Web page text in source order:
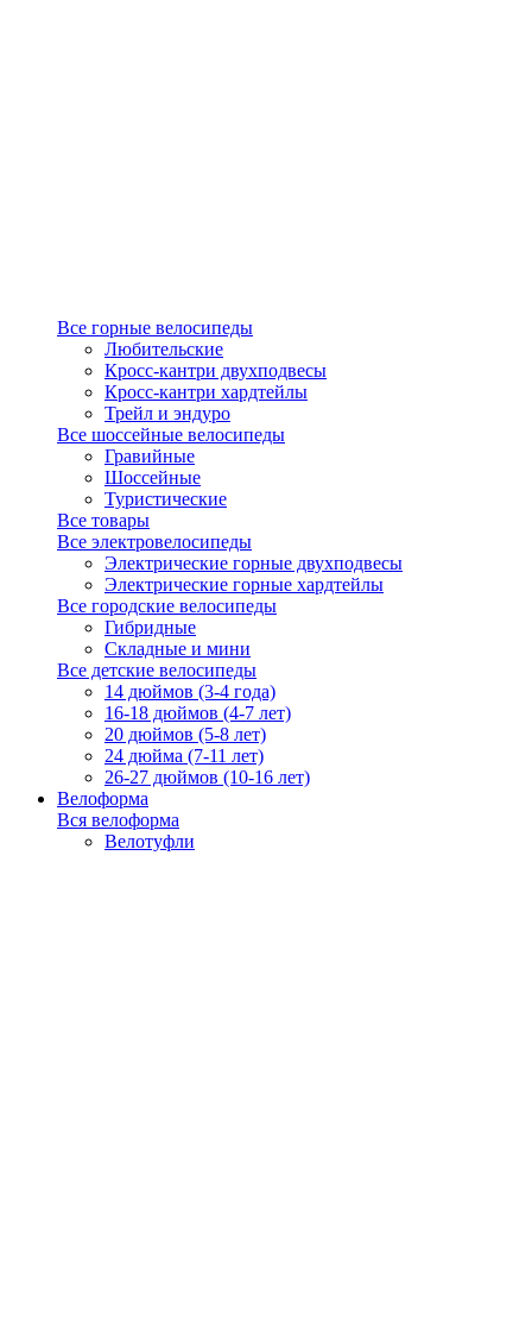
Все горные велосипеды
Любительские
Кросс-кантри двухподвесы
Кросс-кантри хардтейлы
Трейл и эндуро
Все шоссейные велосипеды
Гравийные
Шоссейные
Туристические
Все товары
Все электровелосипеды
Электрические горные двухподвесы
Электрические горные хардтейлы
Все городские велосипеды
Гибридные
Складные и мини
Все детские велосипеды
14 дюймов (3-4 года)
16-18 дюймов (4-7 лет)
20 дюймов (5-8 лет)
24 дюйма (7-11 лет)
26-27 дюймов (10-16 лет)
Велоформа
Вся велоформа
Велотуфли